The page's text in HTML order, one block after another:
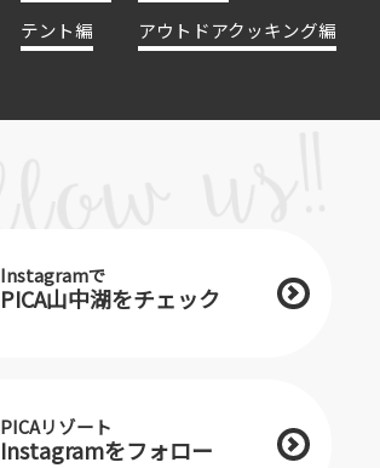
テント編
アウトドアクッキング編
Instagramで
PICA山中湖をチェック
PICAリゾート
Instagramをフォロー